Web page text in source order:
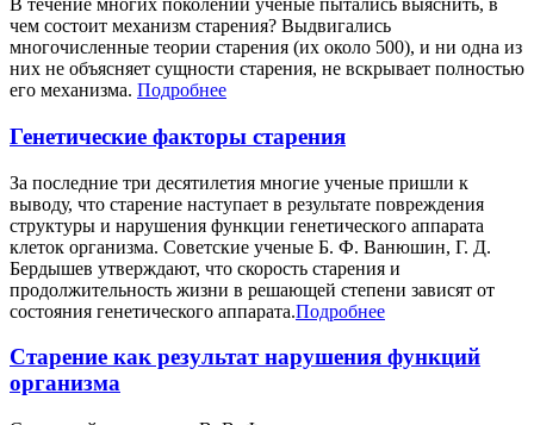
В течение многих поколений ученые пытались выяснить, в
чем состоит механизм старения? Выдвигались
многочисленные теории старения (их около 500), и ни одна из
них не объясняет сущности старения, не вскрывает полностью
его механизма. Подробнее
Генетические факторы старения
За последние три десятилетия многие ученые пришли к
выводу, что старение наступает в результате повреждения
структуры и нарушения функции генетического аппарата
клеток организма. Советские ученые Б. Ф. Ванюшин, Г. Д.
Бердышев утверждают, что скорость старения и
продолжительность жизни в решающей степени зависят от
состояния генетического аппарата.Подробнее
Старение как результат нарушения функций
организма